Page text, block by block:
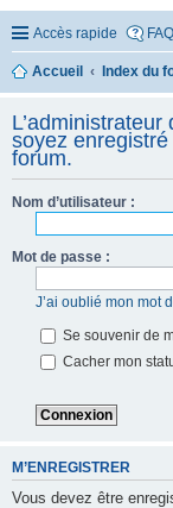
Accès rapide FAQ
Accueil Index du
soyez
forum.
Nom d’utilisateur :
Mot de passe :
J’ai oublié mon mot
Se souvenir de
Cacher mon
M’ENREGISTRER
Vous devez être